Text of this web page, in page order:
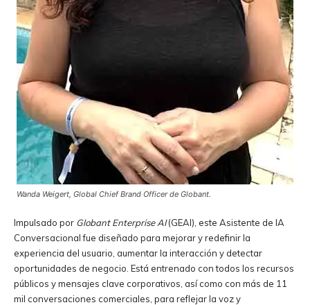
Wanda Weigert, Global Chief Brand Officerde Globant.
Impulsado por Globant Enterprise AI(GEAI), este Asistente de IA
Conversacional fue diseñado para mejorar y redefinir la
experiencia del usuario, aumentar la interacción y detectar
oportunidades de negocio. Está entrenado con todos los recursos
públicos y mensajes clave corporativos, así como con más de 11
mil conversaciones comerciales, para reflejar la voz y